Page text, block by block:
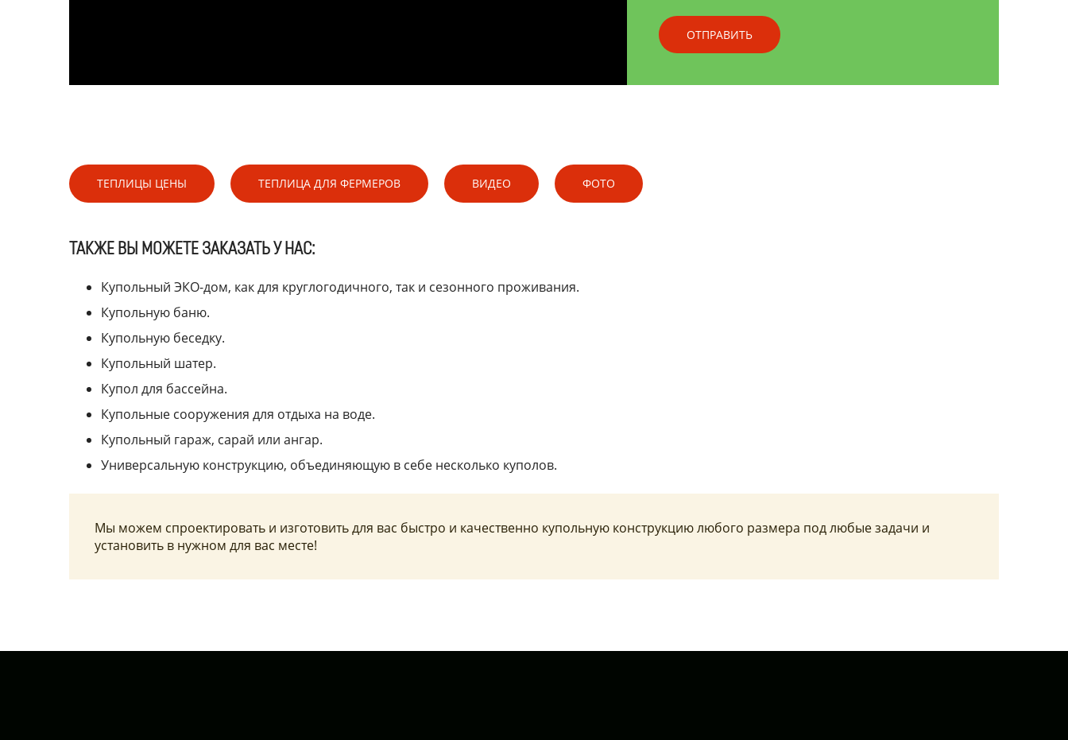
ТЕПЛИЦЫ ЦЕНЫ ТЕПЛИЦА ДЛЯ ФЕРМЕРОВ ВИДЕО ФОТО
ТАКЖЕ ВЫ МОЖЕТЕ ЗАКАЗАТЬ У НАС:
Купольный ЭКО-дом, как для круглогодичного, так и сезонного проживания.
Купольную баню.
Купольную беседку.
Купольный шатер.
Купол для бассейна.
Купольные сооружения для отдыха на воде.
Купольный гараж, сарай или ангар.
Универсальную конструкцию, объединяющую в себе несколько куполов.
Мы можем спроектировать и изготовить для вас быстро и качественно купольную конструкцию любого размера под любые задачи и
установить в нужном для вас месте!